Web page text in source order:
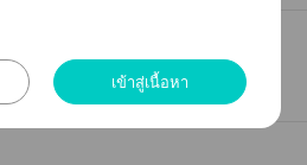
1043 คำ (5 หน้า)
เข้าสู่เนื้อหา